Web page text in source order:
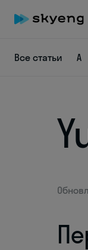
Все статьи A